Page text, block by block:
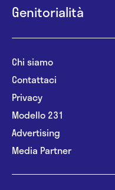
Genitorialità
Chi siamo
Contattaci
Privacy
Modello 231
Advertising
Media Partner